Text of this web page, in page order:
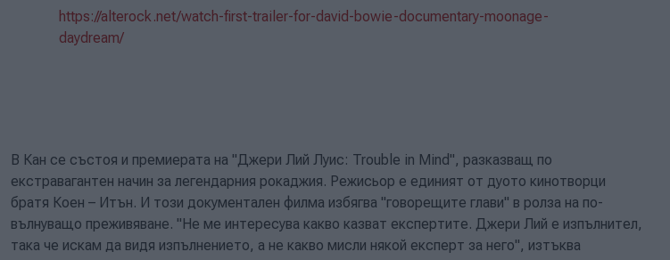
https://alterock.net/watch-first-trailer-for-david-bowie-documentary-moonage-
daydream/
В Кан се състоя и премиерата на "Джери Лий Луис: Trouble in Mind", разказващ по
екстравагантен начин за легендарния рокаджия. Режисьор е единият от дуото кинотворци
братя Коен – Итън. И този документален филма избягва "говорещите глави" в ролза на по-
вълнуващо преживяване. "Не ме интересува какво казват експертите. Джери Лий е изпълнител,
така че искам да видя изпълнението, а не какво мисли някой експерт за него", изтъква